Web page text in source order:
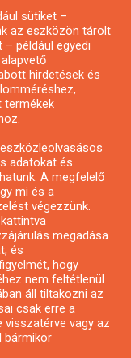
sütiket –
az eszközön tárolt
például egyedi
hirdetések és
termékek
adatokat és
A megfelelő
mi és a
végezzünk.
megadása
és
hogy
nem feltétlenül
áll tiltakozni az
csak erre a
visszatérve vagy az
bármikor